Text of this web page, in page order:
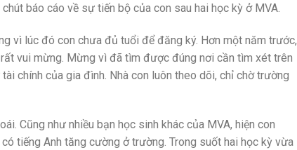
báo cáo về sự tiến bộ của con sau hai học kỳ ở MVA.
vì lúc đó con chưa đủ tuổi để đăng ký. Hơn một năm trước,
vui mừng. Mừng vì đã tìm được đúng nơi cần tìm xét trên
chính của gia đình. Nhà con luôn theo dõi, chỉ chờ trường
Cũng như nhiều bạn học sinh khác của MVA, hiện con
tiếng Anh tăng cường ở trường. Trong suốt hai học kỳ vừa